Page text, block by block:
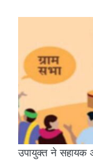
उपायुक्त ने सहायक